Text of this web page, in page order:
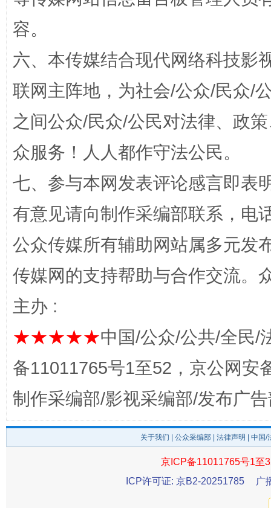
完善运行机制助力责任有效落实 一纸欠
东山县通报“牛蛙产品抗生素超标问题” 法
容。
六、本传媒结合现代网络科技影
联网主阵地，为社会/公众/民众/
之间公众/民众/公民对法律、政
众服务！人人都作守法公民。
七、参与本网发表评论感言即表
有意见请向制作采编部联系，电
公众传媒所有辅助网站属多元发
传媒网的支持帮助与合作交流。
主办 :
★★★★★中国/公众/公共/全民/
备11011765号1至52，京公网安
制作采编部/影视采编部/发布广
关于我们 公众采编部 法律声明 | 中国
京ICP备11011765号1至
ICP许可证: 京B2-20251785
广